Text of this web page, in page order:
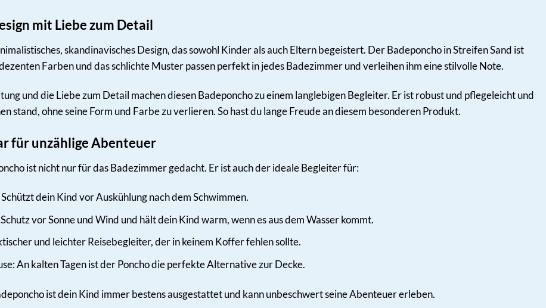
mit Liebe zum Detail
skandinavisches Design, das sowohl Kinder als auch Eltern begeistert. Der Badeponcho in Streifen Sand ist
Farben und das schlichte Muster passen perfekt in jedes Badezimmer und verleihen ihm eine stilvolle Note.
und die Liebe zum Detail machen diesen Badeponcho zu einem langlebigen Begleiter. Er ist robust und pflegeleicht und
stand, ohne seine Form und Farbe zu verlieren. So hast du lange Freude an diesem besonderen Produkt.
für unzählige Abenteuer
ist nicht nur für das Badezimmer gedacht. Er ist auch der ideale Begleiter für:
dein Kind vor Auskühlung nach dem Schwimmen.
vor Sonne und Wind und hält dein Kind warm, wenn es aus dem Wasser kommt.
und leichter Reisebegleiter, der in keinem Koffer fehlen sollte.
An kalten Tagen ist der Poncho die perfekte Alternative zur Decke.
ist dein Kind immer bestens ausgestattet und kann unbeschwert seine Abenteuer erleben.